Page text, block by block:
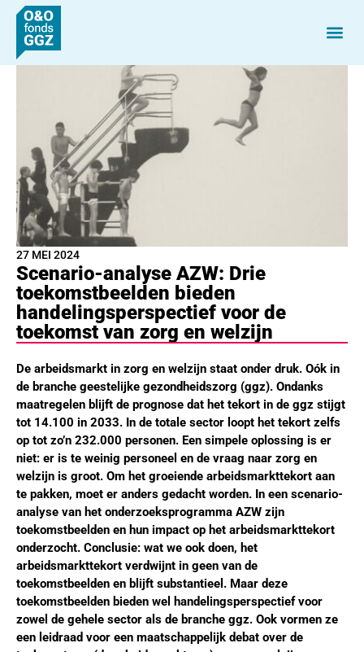
27 MEI 2024
Scenario-analyse AZW: Drie
toekomstbeelden bieden
handelingsperspectief voor de
toekomst van zorg en welzijn
De arbeidsmarkt in zorg en welzijn staat onder druk. Oók in
de branche geestelijke gezondheidszorg (ggz). Ondanks
maatregelen blijft de prognose dat het tekort in de ggz stijgt
tot 14.100 in 2033. In de totale sector loopt het tekort zelfs
op tot zo’n 232.000 personen. Een simpele oplossing is er
niet: er is te weinig personeel en de vraag naar zorg en
welzijn is groot. Om het groeiende arbeidsmarkttekort aan
te pakken, moet er anders gedacht worden. In een scenario-
analyse van het onderzoeksprogramma AZW zijn
toekomstbeelden en hun impact op het arbeidsmarkttekort
onderzocht. Conclusie: wat we ook doen, het
arbeidsmarkttekort verdwijnt in geen van de
toekomstbeelden en blijft substantieel. Maar deze
toekomstbeelden bieden wel handelingsperspectief voor
zowel de gehele sector als de branche ggz. Ook vormen ze
een leidraad voor een maatschappelijk debat over de